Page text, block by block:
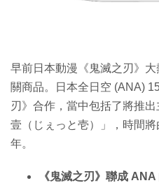
早前日本動漫《鬼滅之刃》
關商品。日本全日空 (ANA)
刃》合作，當中包括了將推
壹（じぇっと壱）」，時間
年。
《鬼滅之刃》聯成